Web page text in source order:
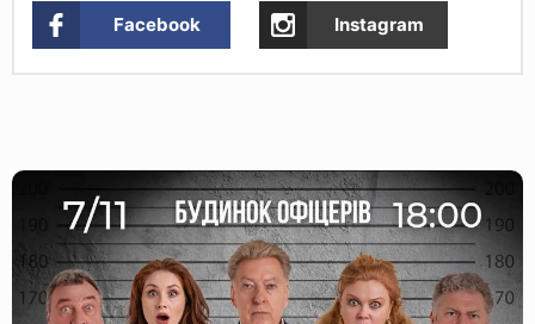
Facebook Instagram